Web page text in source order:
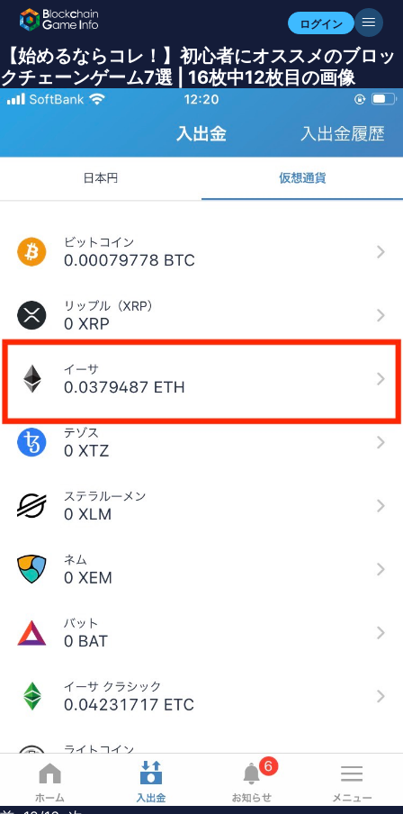
ログイン
【始めるならコレ！】初心者にオススメのブロッ
クチェーンゲーム7選 | 16枚中12枚目の画像